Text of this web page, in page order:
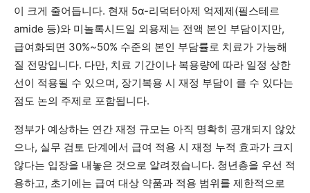
이 크게 줄어듭니다. 현재 5α-리덕터아제 억제제(필스테르
amide 등)와 미놀록시드일 외용제는 전액 본인 부담이지만,
급여화되면 30%~50% 수준의 본인 부담률로 치료가 가능해
질 전망입니다. 다만, 치료 기간이나 복용량에 따라 일정 상한
선이 적용될 수 있으며, 장기복용 시 재정 부담이 클 수 있다는
점도 논의 주제로 포함됩니다.
정부가 예상하는 연간 재정 규모는 아직 명확히 공개되지 않았
으나, 실무 검토 단계에서 급여 적용 시 재정 누적 효과가 크지
않다는 입장을 내놓은 것으로 알려졌습니다. 청년층을 우선 적
용하고, 초기에는 급여 대상 약품과 적용 범위를 제한적으로